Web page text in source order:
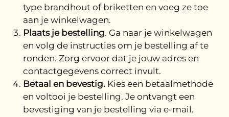
type brandhout of briketten en voeg ze toe
aan je winkelwagen.
Plaats je bestelling. Ga naar je winkelwagen
en volg de instructies om je bestelling af te
ronden. Zorg ervoor dat je jouw adres en
contactgegevens correct invult.
Betaal en bevestig. Kies een betaalmethode
en voltooi je bestelling. Je ontvangt een
bevestiging van je bestelling via e-mail.